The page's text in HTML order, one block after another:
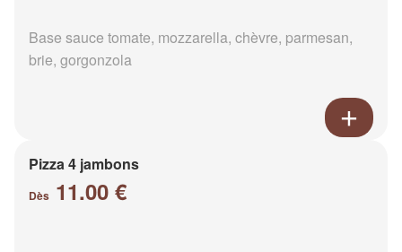
Base sauce tomate, mozzarella, chèvre, parmesan,
brie, gorgonzola
Pizza 4 jambons
Dès 11.00 €